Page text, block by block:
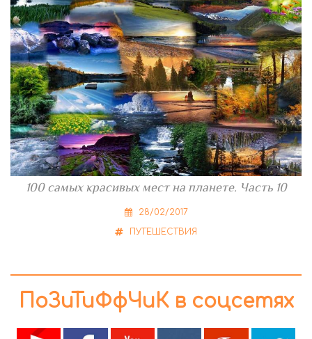
100 самых красивых мест на планете. Часть 10
28/02/2017
ПУТЕШЕСТВИЯ
ПоЗиТиФфЧиК в соцсетях